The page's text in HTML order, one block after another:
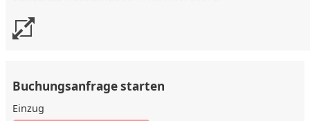
Stornierungsgebühr
Buchungsanfrage starten
Einzug